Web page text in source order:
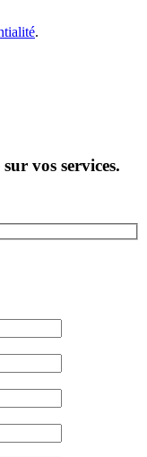
.
vos services.